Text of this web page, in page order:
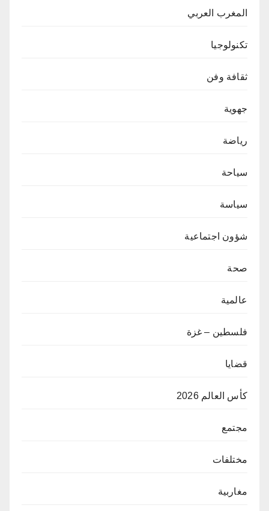
المغرب العربي
تكنولوجيا
ثقافة وفن
جهوية
رياضة
سياحة
سياسة
شؤون اجتماعية
صحة
عالمية
فلسطين – غزة
قضايا
كأس العالم 2026
مجتمع
مختلفات
مغاربية